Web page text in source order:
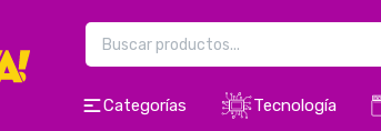
Categorías Tecnología